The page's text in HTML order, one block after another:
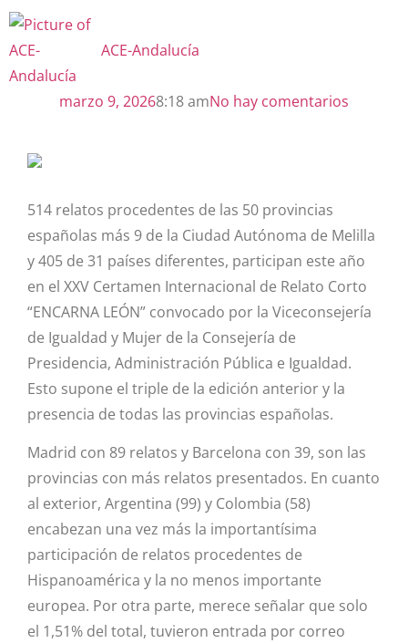
ACE-Andalucía
marzo 9, 20268:18 amNo hay comentarios
514 relatos procedentes de las 50 provincias
españolas más 9 de la Ciudad Autónoma de Melilla
y 405 de 31 países diferentes, participan este año
en el XXV Certamen Internacional de Relato Corto
“ENCARNA LEÓN” convocado por la Viceconsejería
de Igualdad y Mujer de la Consejería de
Presidencia, Administración Pública e Igualdad.
Esto supone el triple de la edición anterior y la
presencia de todas las provincias españolas.
Madrid con 89 relatos y Barcelona con 39, son las
provincias con más relatos presentados. En cuanto
al exterior, Argentina (99) y Colombia (58)
encabezan una vez más la importantísima
participación de relatos procedentes de
Hispanoamérica y la no menos importante
europea. Por otra parte, merece señalar que solo
el 1,51% del total, tuvieron entrada por correo